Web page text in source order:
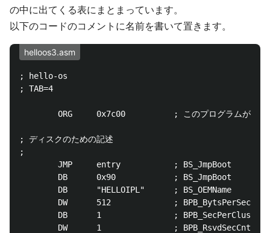
の中に出てくる表にまとまっています。
以下のコードのコメントに名前を書いて置きます。
helloos3.asm
; hello-os
; TAB=4
ORG     0x7c00          ; このプログラムがメモ
; ディスクのための記述
;
JMP     entry           ; BS_JmpBoot
DB      0x90            ; BS_JmpBoot
DB      "HELLOIPL"      ; BS_OEMName
DW      512             ; BPB_BytsPerSec
DB      1               ; BPB_SecPerClus
DW      1               ; BPB_RsvdSecCnt    14